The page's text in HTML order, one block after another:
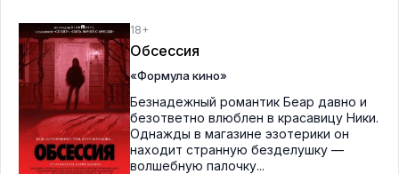
18+
Обсессия
«Формула кино»
Безнадежный романтик Беар давно и
безответно влюблен в красавицу Ники.
Однажды в магазине эзотерики он
находит странную безделушку —
волшебную палочку...